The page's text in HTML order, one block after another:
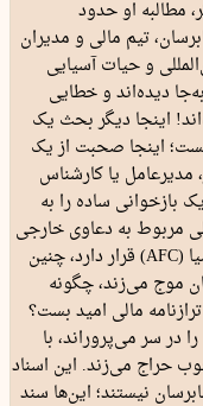
مطالبه او حدود
حسابرسان، تیم مالی و مدیران
و حیات آسیایی
دیده‌اند و خطایی
اینجا دیگر بحث یک
اینجا صحبت از یک
یا کارشناس
بازخوانی ساده را به
مربوط به دعاوی خارجی
که مستقیما زیر ذره‌بین کنفدراسیون فوتبال آسیا (AFC) قرار دارد، چنین
موج می‌زند، چگونه
مالی امید بست؟
در سر می‌پروراند، با
حراج می‌زند. این اسناد
نیستند؛ این‌ها سند